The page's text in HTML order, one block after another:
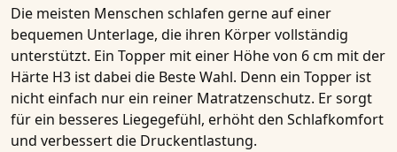
Die meisten Menschen schlafen gerne auf einer
bequemen Unterlage, die ihren Körper vollständig
unterstützt. Ein Topper mit einer Höhe von 6 cm mit der
Härte H3 ist dabei die Beste Wahl. Denn ein Topper ist
nicht einfach nur ein reiner Matratzenschutz. Er sorgt
für ein besseres Liegegefühl, erhöht den Schlafkomfort
und verbessert die Druckentlastung.